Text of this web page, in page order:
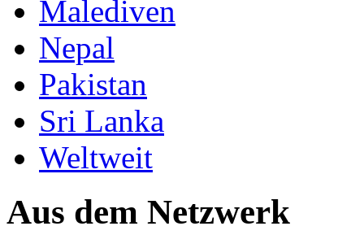
Malediven
Nepal
Pakistan
Sri Lanka
Weltweit
Aus dem Netzwerk